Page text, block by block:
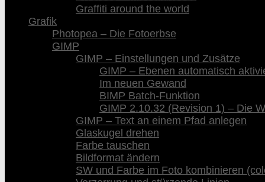
Graffiti around the world
Grafik
Photopea – Die Fotoerbse
GIMP
GIMP – Einstellungen und Zusätze
GIMP – Ebenen automatisch
Im neuen Gewand
BIMP Batch-Funktion
GIMP 2.10.32 (Revision 1) – Die
GIMP – Text an einem Pfad anlegen
Glaskugel drehen
Farbe tauschen
Bildformat ändern
SW und Farbe im Foto kombinieren